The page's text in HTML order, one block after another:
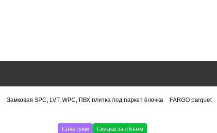
Замковая SPC, LVT, WPC, ПВХ плитка под паркет ёлочка FARGO parquet
Советуем Скидка за объем